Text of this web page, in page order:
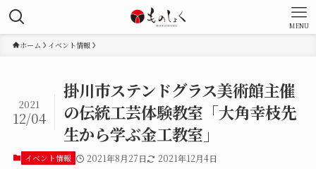
MENU
ホーム イベント情報
掛川市ステンドグラス美術館主催
の伝統工芸体験教室「大角幸枝先
生から学ぶ金工教室」
2021
12/04
イベント情報 2021年8月27日 2021年12月4日